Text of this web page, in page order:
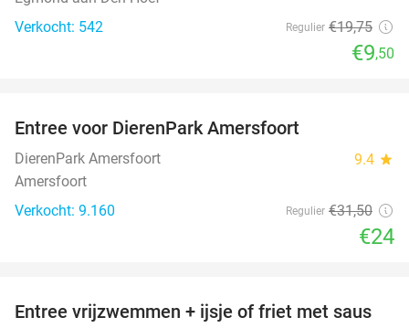
Verkocht: 542
Regulier €19,75
€9,50
Entree voor DierenPark Amersfoort
DierenPark Amersfoort 9.4 star
Amersfoort
Verkocht: 9.160
Regulier €31,50
€24
24%
Entree vrijzwemmen + ijsje of friet met saus